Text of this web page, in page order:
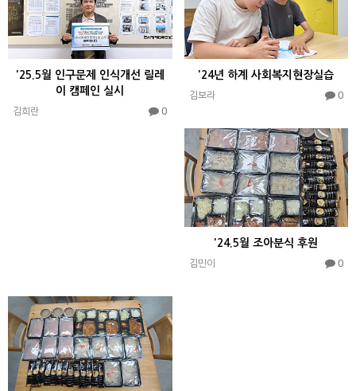
'25.5월 인구문제 인식개선 릴레
이 캠페인 실시
김희란 0
'24년 하계 사회복지현장실습
김보라 0
'24.5월 조아분식 후원
김민이 0